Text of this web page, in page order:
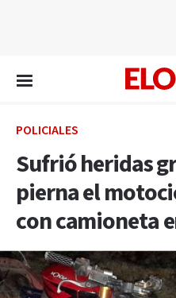
POLICIALES
Sufrió heridas
pierna el
con camioneta